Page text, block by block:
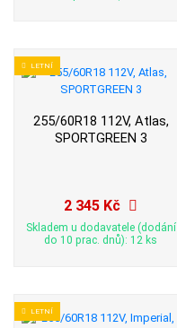
LETNÍ
255/60R18 112V, Atlas,
SPORTGREEN 3
2 345 Kč
Skladem u dodavatele (dodání
do 10 prac. dnů): 12 ks
LETNÍ